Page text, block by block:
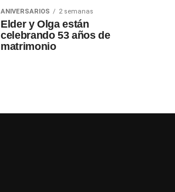
ANIVERSARIOS 2 semanas
Elder y Olga están
celebrando 53 años de
matrimonio